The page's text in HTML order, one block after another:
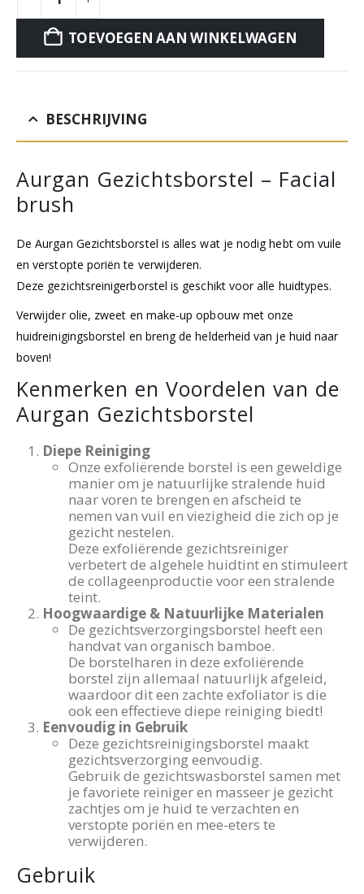
TOEVOEGEN AAN WINKELWAGEN
BESCHRIJVING
Aurgan Gezichtsborstel – Facial
brush
De Aurgan Gezichtsborstel is alles wat je nodig hebt om vuile
en verstopte poriën te verwijderen.
Deze gezichtsreinigerborstel is geschikt voor alle huidtypes.
Verwijder olie, zweet en make-up opbouw met onze
huidreinigingsborstel en breng de helderheid van je huid naar
boven!
Kenmerken en Voordelen van de
Aurgan Gezichtsborstel
Diepe Reiniging
Onze exfoliërende borstel is een geweldige
manier om je natuurlijke stralende huid
naar voren te brengen en afscheid te
nemen van vuil en viezigheid die zich op je
gezicht nestelen.
Deze exfoliërende gezichtsreiniger
verbetert de algehele huidtint en stimuleert
de collageenproductie voor een stralende
teint.
Hoogwaardige & Natuurlijke Materialen
De gezichtsverzorgingsborstel heeft een
handvat van organisch bamboe.
De borstelharen in deze exfoliërende
borstel zijn allemaal natuurlijk afgeleid,
waardoor dit een zachte exfoliator is die
ook een effectieve diepe reiniging biedt!
Eenvoudig in Gebruik
Deze gezichtsreinigingsborstel maakt
gezichtsverzorging eenvoudig.
Gebruik de gezichtswasborstel samen met
je favoriete reiniger en masseer je gezicht
zachtjes om je huid te verzachten en
verstopte poriën en mee-eters te
verwijderen.
Gebruik